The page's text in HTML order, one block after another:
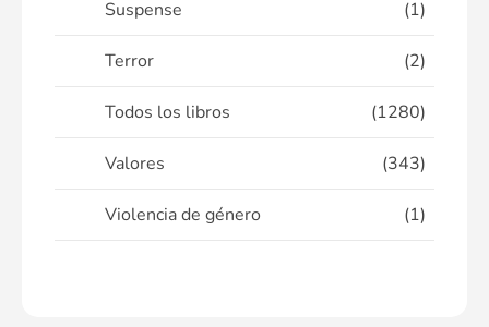
Suspense (1)
Terror (2)
Todos los libros (1280)
Valores (343)
Violencia de género (1)